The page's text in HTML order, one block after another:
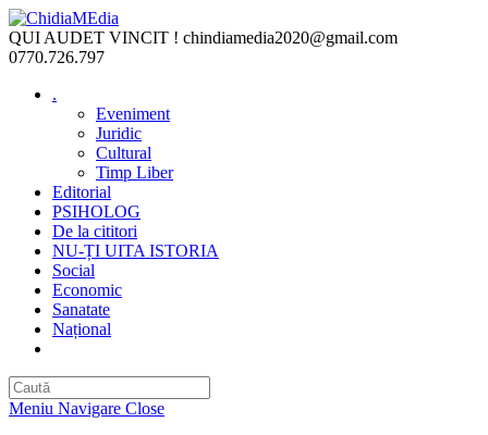
Skip
to
content
QUI AUDET VINCIT ! chindiamedia2020@gmail.com
0770.726.797
.
Eveniment
Juridic
Cultural
Timp Liber
Editorial
PSIHOLOG
De la cititori
NU-ȚI UITA ISTORIA
Social
Economic
Sanatate
Național
Meniu Navigare Close